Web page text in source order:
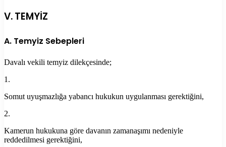
V. TEMYİZ
A. Temyiz Sebepleri
Davalı vekili temyiz dilekçesinde;
1.
Somut uyuşmazlığa yabancı hukukun uygulanması gerektiğini,
2.
Kamerun hukukuna göre davanın zamanaşımı nedeniyle
reddedilmesi gerektiğini,